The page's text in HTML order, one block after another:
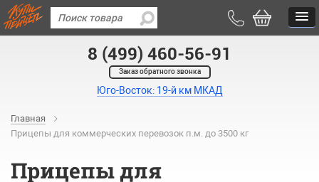
8 (499) 460-56-91
Заказ обратного звонка
Юго-Восток: 19-й км МКАД
Главная
Прицепы для коммерческих перевозок п.м. до 3500 кг
Прицепы для